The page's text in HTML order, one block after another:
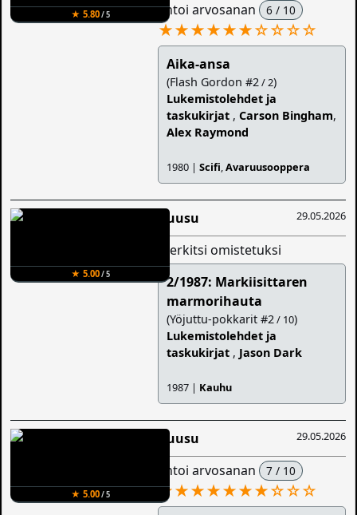
★ 5.80/ 5
antoi arvosanan 6 / 10
★★★★★★☆☆☆☆
Aika-ansa
(Flash Gordon #2/ 2)
Lukemistolehdet ja
taskukirjat ,Carson Bingham,
Alex Raymond
1980 |Scifi,Avaruusooppera
★ 5.00/ 5
29.05.2026
Ruusu
merkitsi omistetuksi
2/1987: Markiisittaren
marmorihauta
(Yöjuttu-pokkarit #2/ 10)
Lukemistolehdet ja
taskukirjat , Jason Dark
1987 | Kauhu
★ 5.00/ 5
29.05.2026
Ruusu
antoi arvosanan 7 / 10
★★★★★★★☆☆☆